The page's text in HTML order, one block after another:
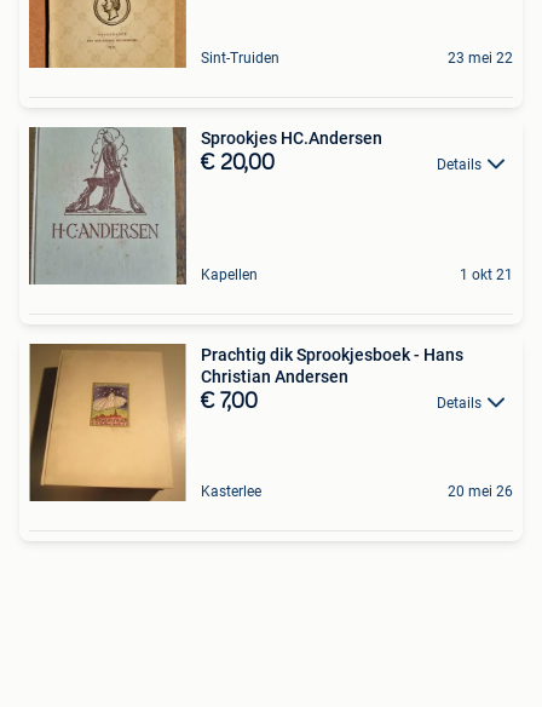
Sint-Truiden 23 mei 22
Sprookjes HC.Andersen
€ 20,00 Details
Kapellen 1 okt 21
Prachtig dik Sprookjesboek - Hans
Christian Andersen
€ 7,00 Details
Kasterlee 20 mei 26